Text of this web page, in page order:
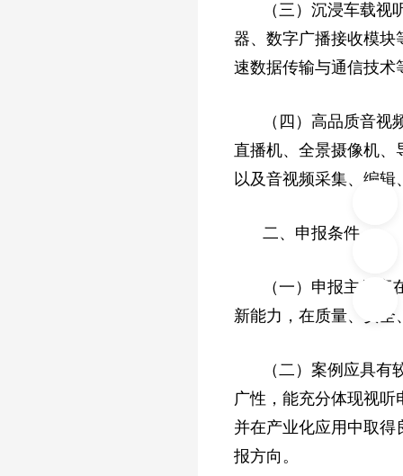
（三）沉浸车载
器、数字广播接收模块
速数据传输与通信技术
（四）高品质音
直播机、全景摄像机、
以及音视频采集、编
二、申报条件
（一）申报主体
新能力，在质量、安
（二）案例应具
广性，能充分体现视
并在产业化应用中取
报方向。